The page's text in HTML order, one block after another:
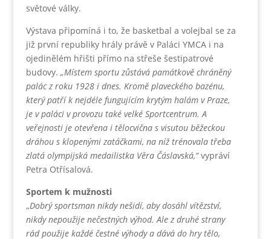
světové války.
Výstava připomíná i to, že basketbal a volejbal se za
již první republiky hrály právě v Paláci YMCA i na
ojedinělém hřišti ​přímo na střeše šestipatrové
budovy. „Místem sportu zůstává památkově chráněný
palác z roku 1928 i dnes. Kromě plaveckého bazénu,
který patří k nejdéle fungujícím krytým halám v Praze,
je v paláci v provozu také velké Sportcentrum. A
veřejnosti je otevřena i tělocvična s visutou běžeckou
dráhou s klopenými zatáčkami, na níž trénovala třeba
zlatá olympijská medailistka Věra Čáslavská,“vypráví
Petra Otřísalová.
Sportem k mužnosti
„Dobrý sportsman nikdy nešidí, aby dosáhl vítězství,
nikdy nepoužije nečestných výhod. Ale z druhé strany
rád použije každé čestné výhody a dává do hry tělo,